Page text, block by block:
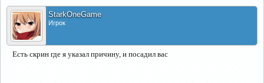
StarkOneGame
Игрок
Есть скрин где я указал причину, и посадил вас